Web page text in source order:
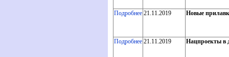
Подробнее 21.11.2019 Новые
Подробнее 21.11.2019 Нацпроекты в